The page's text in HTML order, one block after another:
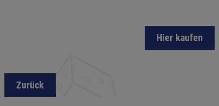
Hier kaufen
Zurück